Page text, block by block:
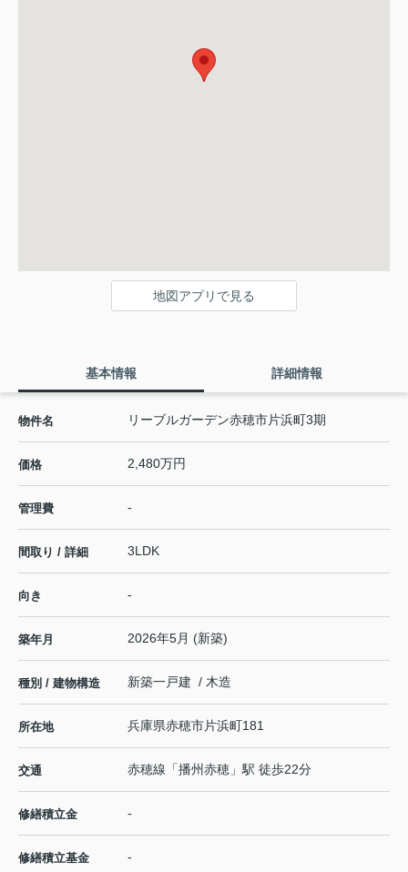
地図アプリで見る
基本情報 詳細情報
物件名 リーブルガーデン赤穂市片浜町3期
価格 2,480万円
管理費 -
間取り / 詳細 3LDK
向き -
築年月 2026年5月 (新築)
種別 / 建物構造 新築一戸建 / 木造
所在地 兵庫県赤穂市片浜町181
交通 赤穂線 「播州赤穂 」駅 徒歩22分
修繕積立金 -
修繕積立基金 -